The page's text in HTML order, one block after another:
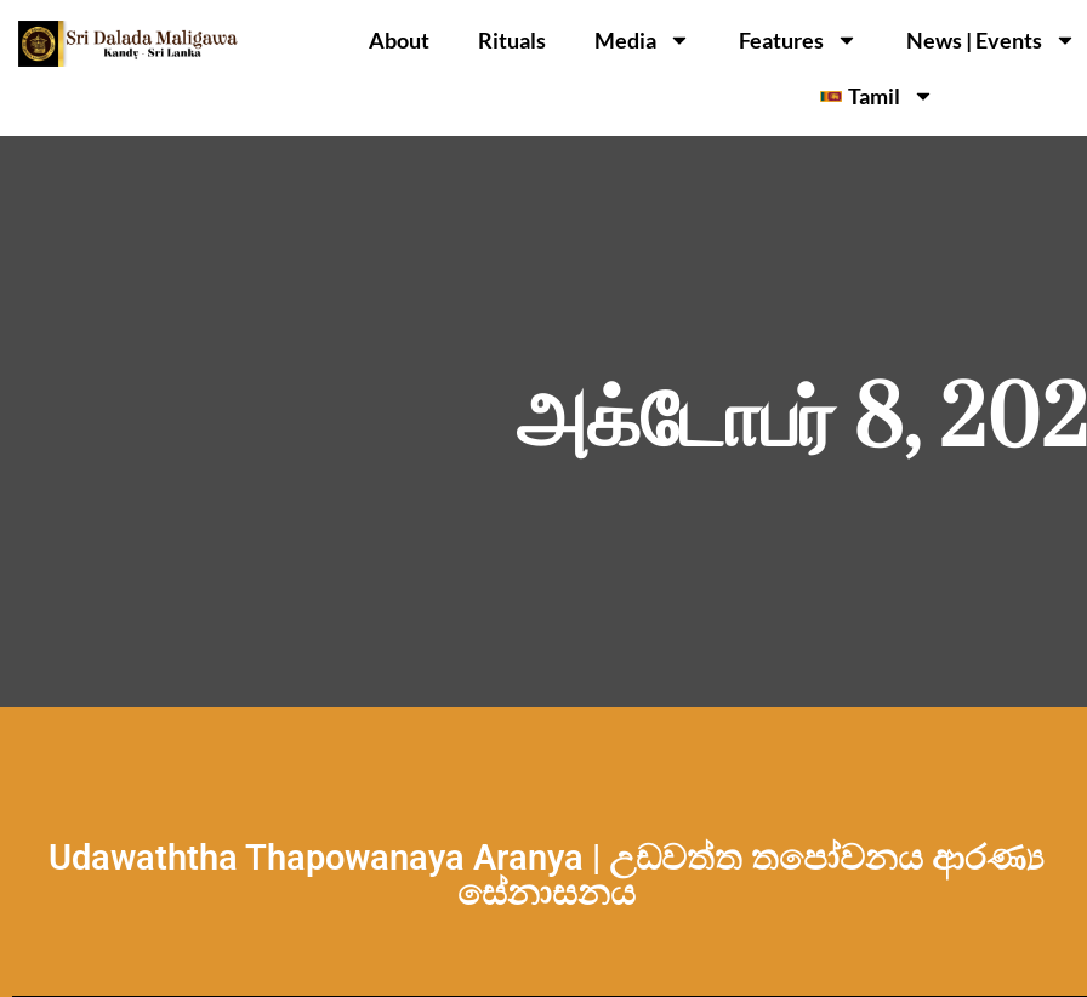
About Rituals Media Features News | Events
Tamil
அக்டோபர் 8,
Udawaththa Thapowanaya Aranya | උඩවත්ත තපෝවනය ආරණ්‍ය
සේනාසනය